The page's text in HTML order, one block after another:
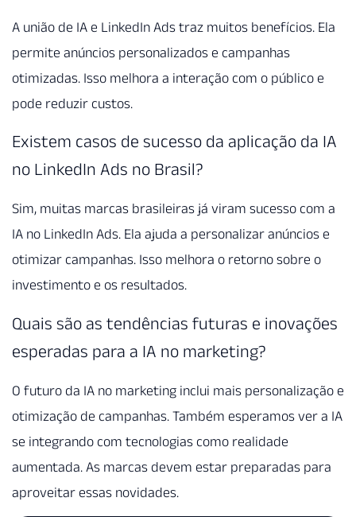
A união de IA e LinkedIn Ads traz muitos benefícios. Ela
permite anúncios personalizados e campanhas
otimizadas. Isso melhora a interação com o público e
pode reduzir custos.
Existem casos de sucesso da aplicação da IA
no LinkedIn Ads no Brasil?
Sim, muitas marcas brasileiras já viram sucesso com a
IA no LinkedIn Ads. Ela ajuda a personalizar anúncios e
otimizar campanhas. Isso melhora o retorno sobre o
investimento e os resultados.
Quais são as tendências futuras e inovações
esperadas para a IA no marketing?
O futuro da IA no marketing inclui mais personalização e
otimização de campanhas. Também esperamos ver a IA
se integrando com tecnologias como realidade
aumentada. As marcas devem estar preparadas para
aproveitar essas novidades.